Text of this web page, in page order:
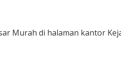
Murah di halaman kantor